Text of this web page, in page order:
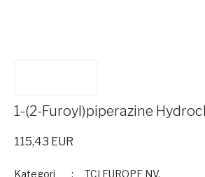
1-(2-Furoyl)piperazine
115,43 EUR
Kategori
TCI EUROPE NV.